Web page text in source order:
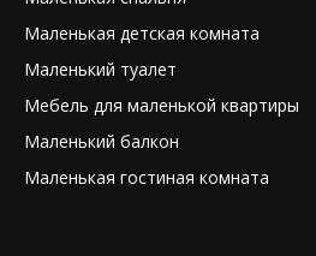
Маленькая детская комната
Маленький туалет
Мебель для маленькой квартиры
Маленький балкон
Маленькая гостиная комната